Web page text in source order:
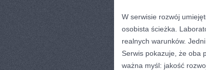
W serwisie rozwój
osobista ścieżka.
realnych warunków.
Serwis pokazuje, że oba
ważna myśl: jakość